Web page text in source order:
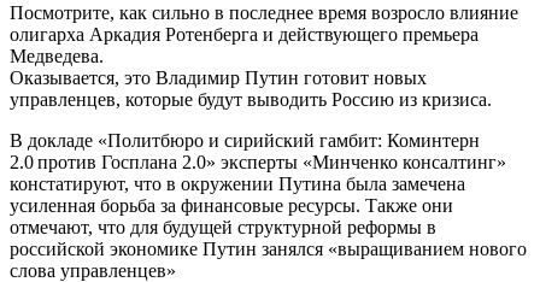
Посмотрите, как сильно в последнее время возросло влияние
олигарха Аркадия Ротенберга и действующего премьера
Медведева.
Оказывается, это Владимир Путин готовит новых
управленцев, которые будут выводить Россию из кризиса.
В докладе «Политбюро и сирийский гамбит: Коминтерн
2.0 против Госплана 2.0» эксперты «Минченко консалтинг»
констатируют, что в окружении Путина была замечена
усиленная борьба за финансовые ресурсы. Также они
отмечают, что для будущей структурной реформы в
российской экономике Путин занялся «выращиванием нового
слова управленцев»